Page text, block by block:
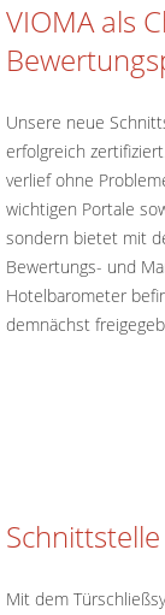
VIOMA als
Unsere neue
erfolgreich
verlief ohne
wichtigen Portale
sondern bietet mit
Bewertungs- und
Hotelbarometer
demnächst
Mit dem